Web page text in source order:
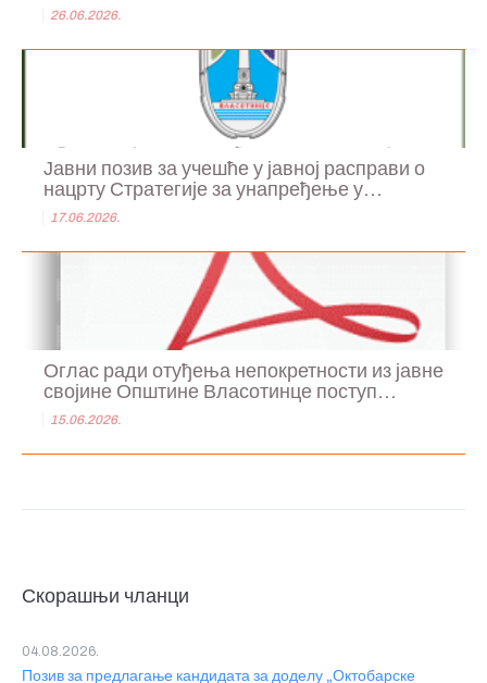
26.06.2026.
Јавни позив за учешће у јавној расправи о
нацрту Стратегије за унапређење у...
17.06.2026.
Оглас ради отуђења непокретности из јавне
својине Општине Власотинце поступ...
15.06.2026.
Скорашњи чланци
Позив за предлагање кандидата за доделу „Октобарске
04.08.2026.